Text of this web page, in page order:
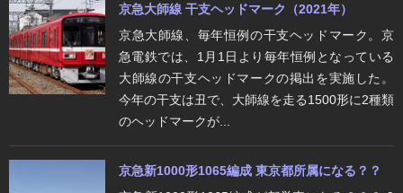
京急大師線 干支ヘッドマーク（2021年）
京急大師線、毎年恒例の干支ヘッドマーク。京
急電鉄では、1月1日より毎年恒例となっている
大師線の干支ヘッドマークの掲出を実施した。
今年の干支は丑で、大師線を走る1500形に2種類
のヘッドマークが...
京急新1000形1065編成 東京都所属になる？？